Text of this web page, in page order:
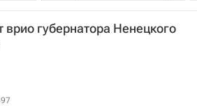
врио губернатора Ненецкого